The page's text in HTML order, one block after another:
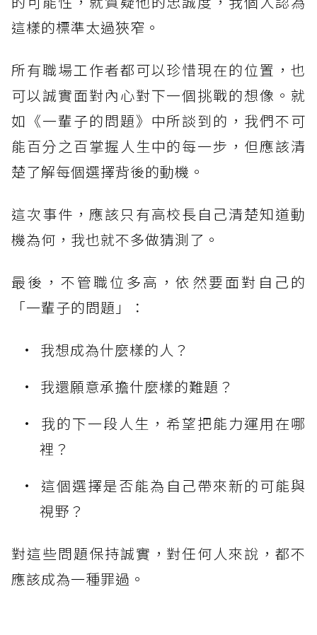
這樣的標準太過狹窄。
所有職場工作者都可以珍惜現在的位置，也
可以誠實面對內心對下一個挑戰的想像。就
如《一輩子的問題》中所談到的，我們不可
能百分之百掌握人生中的每一步，但應該清
楚了解每個選擇背後的動機。
這次事件，應該只有高校長自己清楚知道動
機為何，我也就不多做猜測了。
最後，不管職位多高，依然要面對自己的
「一輩子的問題」：
我想成為什麼樣的人？
我還願意承擔什麼樣的難題？
我的下一段人生，希望把能力運用在哪
裡？
這個選擇是否能為自己帶來新的可能與
視野？
對這些問題保持誠實，對任何人來說，都不
應該成為一種罪過。